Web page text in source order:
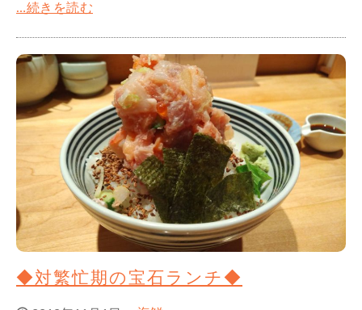
…続きを読む
◆対繁忙期の宝石ランチ◆